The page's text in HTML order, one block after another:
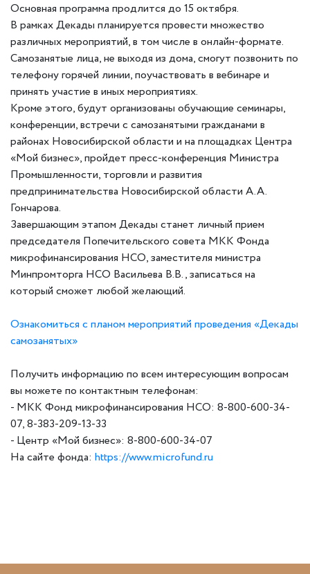
Основная программа продлится до 15 октября.
В рамках Декады планируется провести множество
различных мероприятий, в том числе в онлайн-формате.
Самозанятые лица, не выходя из дома, смогут позвонить по
телефону горячей линии, поучаствовать в вебинаре и
принять участие в иных мероприятиях.
Кроме этого, будут организованы обучающие семинары,
конференции, встречи с самозанятыми гражданами в
районах Новосибирской области и на площадках Центра
«Мой бизнес», пройдет пресс-конференция Министра
Промышленности, торговли и развития
предпринимательства Новосибирской области А.А.
Гончарова.
Завершающим этапом Декады станет личный прием
председателя Попечительского совета МКК Фонда
микрофинансирования НСО, заместителя министра
Минпромторга НСО Васильева В.В., записаться на
который сможет любой желающий.
Ознакомиться с планом мероприятий проведения «Декады
самозанятых»
Получить информацию по всем интересующим вопросам
вы можете по контактным телефонам:
- МКК Фонд микрофинансирования НСО: 8-800-600-34-
07, 8-383-209-13-33
- Центр «Мой бизнес»: 8-800-600-34-07
На сайте фонда: https://www.microfund.ru